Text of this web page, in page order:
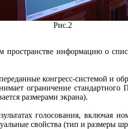
Рис.2
пространстве информацию о
конгресс-системой и
ограничение
размерами экрана).
голосования, включая
свойства (тип и размеры